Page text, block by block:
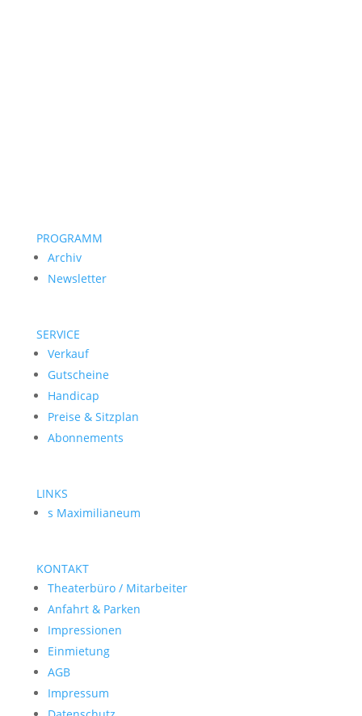
PROGRAMM
Archiv
Newsletter
SERVICE
Verkauf
Gutscheine
Handicap
Preise & Sitzplan
Abonnements
LINKS
s Maximilianeum
KONTAKT
Theaterbüro / Mitarbeiter
Anfahrt & Parken
Impressionen
Einmietung
AGB
Impressum